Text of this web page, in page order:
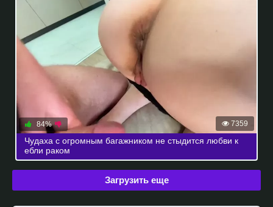
7359
84%
Чудаха с огромным багажником не стыдится любви к
ебли раком
Загрузить еще